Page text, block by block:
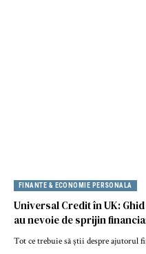
FINANTE & ECONOMIE PERSONALA
Universal Credit în UK:
au nevoie de sprijin
Tot ce trebuie să știi despre ajutorul